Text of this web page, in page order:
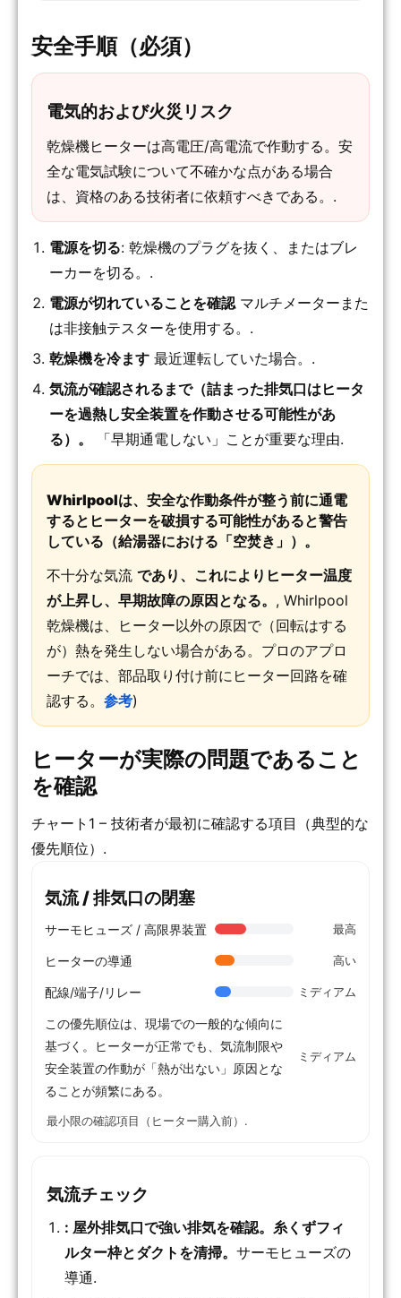
安全手順（必須）
電気的および火災リスク
乾燥機ヒーターは高電圧/高電流で作動する。安
全な電気試験について不確かな点がある場合
は、資格のある技術者に依頼すべきである。.
電源を切る: 乾燥機のプラグを抜く、またはブレ
ーカーを切る。.
電源が切れていることを確認 マルチメーターまた
は非接触テスターを使用する。.
乾燥機を冷ます 最近運転していた場合。.
気流が確認されるまで（詰まった排気口はヒータ
ーを過熱し安全装置を作動させる可能性があ
る）。
「早期通電しない」ことが重要な理由.
Whirlpoolは、安全な作動条件が整う前に通電
するとヒーターを破損する可能性があると警告
している（給湯器における「空焚き」）。
不十分な気流 であり、これによりヒーター温度
が上昇し、早期故障の原因となる。 , Whirlpool
乾燥機は、ヒーター以外の原因で（回転はする
が）熱を発生しない場合がある。プロのアプロ
ーチでは、部品取り付け前にヒーター回路を確
認する。 参考)
ヒーターが実際の問題であること
を確認
チャート1 – 技術者が最初に確認する項目（典型的な
優先順位）.
気流 / 排気口の閉塞
サーモヒューズ / 高限界装置 最高
ヒーターの導通 高い
配線/端子/リレー ミディアム
この優先順位は、現場での一般的な傾向に
基づく。ヒーターが正常でも、気流制限や
安全装置の作動が「熱が出ない」原因とな
ることが頻繁にある。
ミディアム
最小限の確認項目（ヒーター購入前）.
気流チェック
: 屋外排気口で強い排気を確認。糸くずフィ
ルター枠とダクトを清掃。 サーモヒューズの
導通.